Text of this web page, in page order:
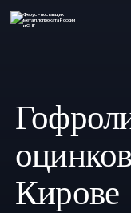
Кирове